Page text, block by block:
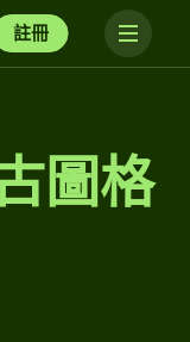
註冊
圖格